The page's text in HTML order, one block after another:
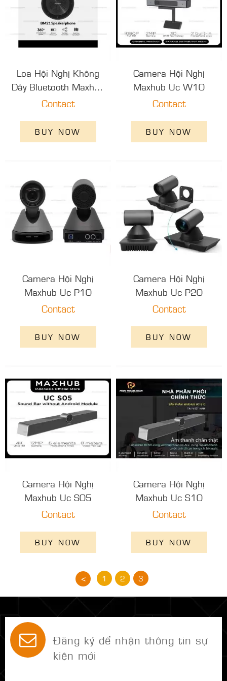
Loa Hội Nghị Không
Dây Bluetooth Maxhub
Bm20
Contact
BUY NOW
Camera Hội Nghị
Maxhub Uc W10
Contact
BUY NOW
Camera Hội Nghị
Maxhub Uc P10
Contact
BUY NOW
Camera Hội Nghị
Maxhub Uc P20
Contact
BUY NOW
Camera Hội Nghị
Maxhub Uc S05
Contact
BUY NOW
Camera Hội Nghị
Maxhub Uc S10
Contact
BUY NOW
< 1 2 3
Đăng ký để nhận thông tin sự
kiện mới